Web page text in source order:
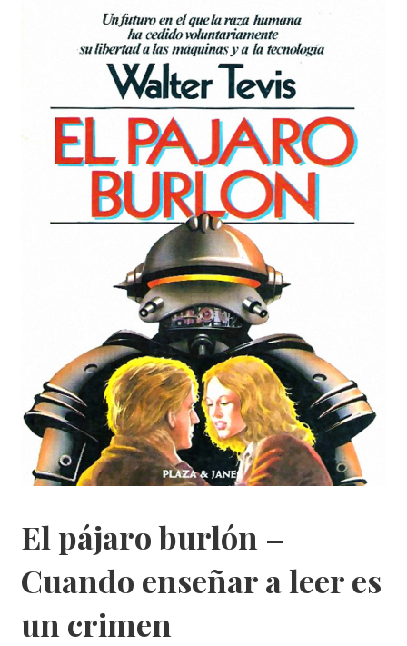
El pájaro burlón –
Cuando enseñar a leer es
un crimen